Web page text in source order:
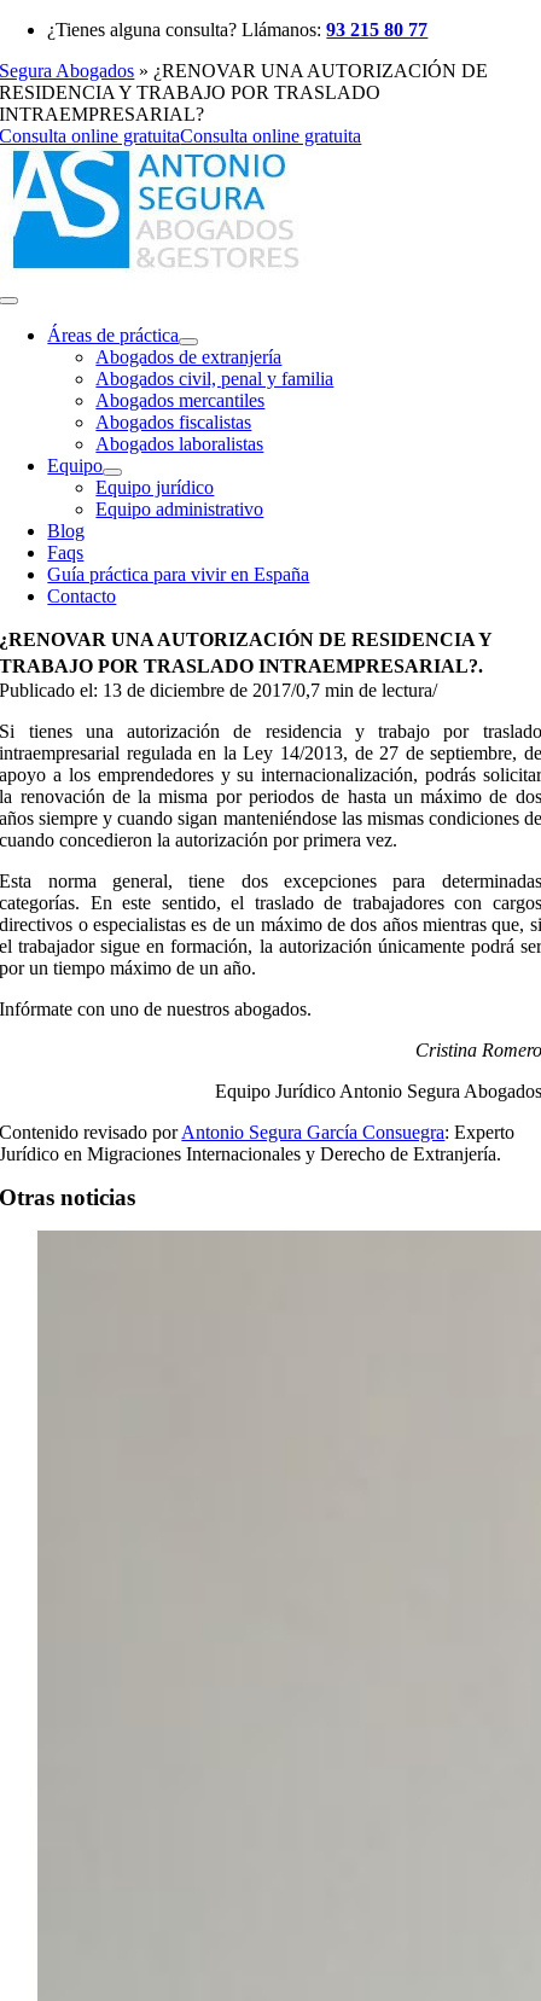
Saltar
contenido
¿Tienes alguna consulta? Llámanos:93 215 80 77
Segura Abogados » ¿RENOVAR UNA AUTORIZACIÓN DE
RESIDENCIA Y TRABAJO POR TRASLADO
INTRAEMPRESARIAL?
Consulta online gratuitaConsulta online gratuita
Toggle
NavigationÁreas de práctica
Abogados de extranjería
Abogados civil, penal y familia
Abogados mercantiles
Abogados fiscalistas
Abogados laboralistas
Equipo
Equipo jurídico
Equipo administrativo
Blog
Faqs
Guía práctica para vivir en España
Contacto
¿RENOVAR UNA AUTORIZACIÓN DE RESIDENCIA Y
TRABAJO POR TRASLADO INTRAEMPRESARIAL?.
Publicado el: 13 de diciembre de 2017/0,7 min de lectura/
Si tienes una autorización de residencia y trabajo por traslado
intraempresarial regulada en la Ley 14/2013, de 27 de septiembre, de
apoyo a los emprendedores y su internacionalización, podrás solicitar
la renovación de la misma por periodos de hasta un máximo de dos
años siempre y cuando sigan manteniéndose las mismas condiciones de
cuando concedieron la autorización por primera vez.
Esta norma general, tiene dos excepciones para determinadas
categorías. En este sentido, el traslado de trabajadores con cargos
directivos o especialistas es de un máximo de dos años mientras que, si
el trabajador sigue en formación, la autorización únicamente podrá ser
por un tiempo máximo de un año.
Infórmate con uno de nuestros abogados.
Cristina Romero
Equipo Jurídico Antonio Segura Abogados
Contenido revisado porAntonio Segura García Consuegra: Experto
Jurídico en Migraciones Internacionales y Derecho de Extranjería.
Otras noticias